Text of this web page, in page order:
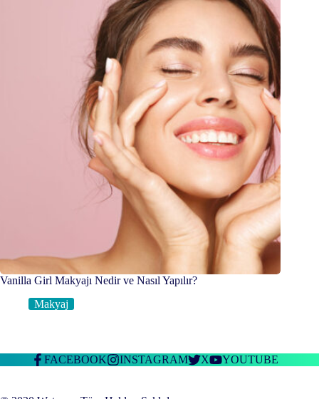
Vanilla Girl Makyajı Nedir ve Nasıl Yapılır?
Makyaj
FACEBOOK INSTAGRAM X YOUTUBE